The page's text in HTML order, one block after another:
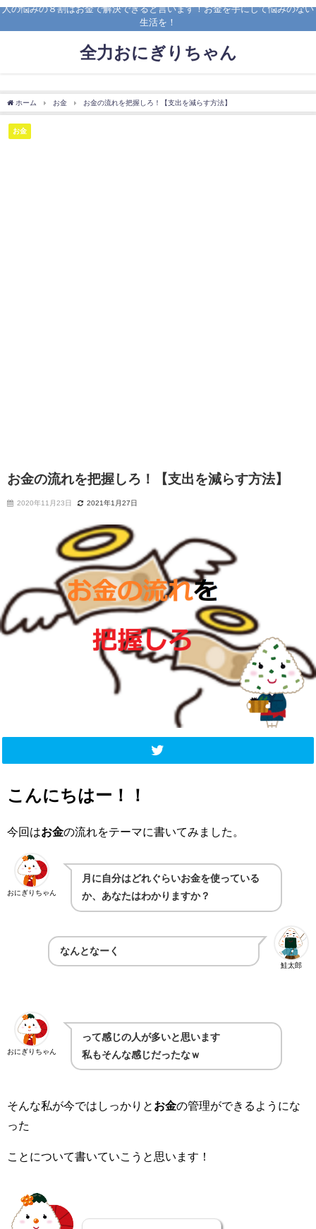
人の悩みの８割はお金で解決できると言います！お金を手にして悩みのない
生活を！
全力おにぎりちゃん
ホーム お金 お金の流れを把握しろ！【支出を減らす方法】
お金
お金の流れを把握しろ！【支出を減らす方法】
2020年11月23日 2021年1月27日
こんにちはー！！
今回はお金の流れをテーマに書いてみました。
おにぎりちゃん
月に自分はどれぐらいお金を使っている
か、あなたはわかりますか？
鮭太郎
なんとなーく
おにぎりちゃん
って感じの人が多いと思います
私もそんな感じだったなｗ
そんな私が今ではしっかりと お金の管理ができるようにな
った
ことについて書いていこうと思います！